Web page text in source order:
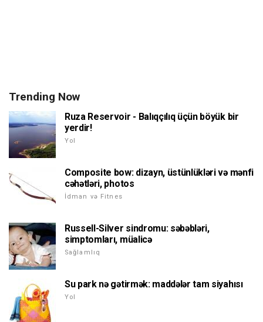
Trending Now
Ruza Reservoir - Balıqçılıq üçün böyük bir
yerdir!
Yol
Composite bow: dizayn, üstünlükləri və mənfi
cəhətləri, photos
İdman və Fitnes
Russell-Silver sindromu: səbəbləri,
simptomları, müalicə
Sağlamlıq
Su park nə gətirmək: maddələr tam siyahısı
Yol